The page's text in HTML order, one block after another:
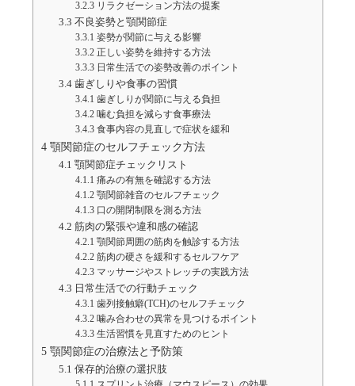
3.2.3リラクゼーション方法の提案
3.3 不良姿勢と顎関節症
3.3.1 姿勢が関節に与える影響
3.3.2正しい姿勢を維持する方法
3.3.3日常生活での姿勢改善のポイント
3.4 歯ぎしりや食事の習慣
3.4.1 歯ぎしりが関節に与える負担
3.4.2噛む負担を減らす食事療法
3.4.3食事内容の見直しで症状を緩和
4顎関節症のセルフチェック方法
4.1 顎関節症チェックリスト
4.1.1 痛みの有無を確認する方法
4.1.2顎関節雑音のセルフチェック
4.1.3口の開閉制限を測る方法
4.2 筋肉の緊張や違和感の確認
4.2.1 顎関節周囲の筋肉を触診する方法
4.2.2筋肉の硬さを緩和するセルフケア
4.2.3マッサージやストレッチの実践方法
4.3 日常生活での行動チェック
4.3.1 歯列接触癖(TCH)のセルフチェック
4.3.2噛み合わせの異常を見つけるポイント
4.3.3生活習慣を見直すためのヒント
5顎関節症の治療法と予防策
5.1 保存的治療の選択肢